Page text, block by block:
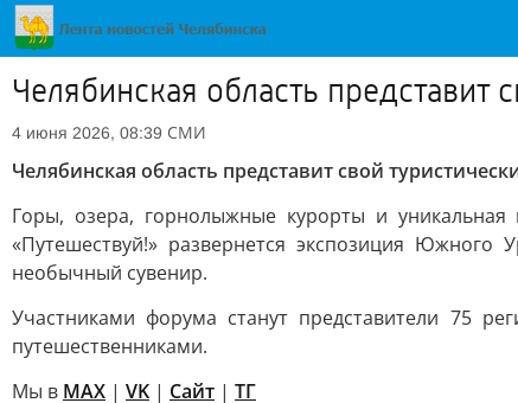
Челябинская область
4 июня 2026, 08:39 СМИ
Челябинская область представит свой
Горы, озера, горнолыжные курорты и
«Путешествуй!» развернется экспозиция
необычный сувенир.
Участниками форума станут представители 75
путешественниками.
Мы в MAX | VK | Сайт | ТГ